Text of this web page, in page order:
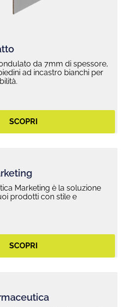
da 7mm di spessore,
ad incastro bianchi per
SCOPRI
Marketing è la soluzione
prodotti con stile e
SCOPRI